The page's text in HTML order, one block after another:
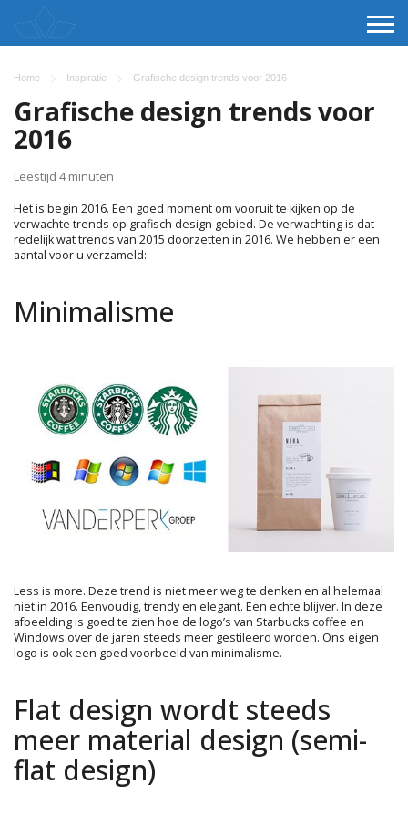
Home Inspiratie Grafische design trends voor 2016
Grafische design trends voor
2016
Leestijd 4 minuten
Het is begin 2016. Een goed moment om vooruit te kijken op de
verwachte trends op grafisch design gebied. De verwachting is dat
redelijk wat trends van 2015 doorzetten in 2016. We hebben er een
aantal voor u verzameld:
Minimalisme
Less is more. Deze trend is niet meer weg te denken en al helemaal
niet in 2016. Eenvoudig, trendy en elegant. Een echte blijver. In deze
afbeelding is goed te zien hoe de logo’s van Starbucks coffee en
Windows over de jaren steeds meer gestileerd worden. Ons eigen
logo is ook een goed voorbeeld van minimalisme.
Flat design wordt steeds
meer material design (semi-
flat design)